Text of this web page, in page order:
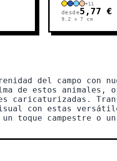
+11
desde5,77 €
9.2 x 7 cm
del campo con
de estos animales,
caricaturizadas.
con estas
un toque campestre o